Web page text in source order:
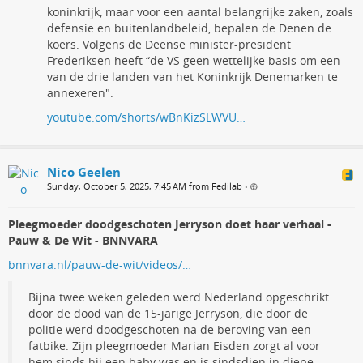
koninkrijk, maar voor een aantal belangrijke zaken, zoals
defensie en buitenlandbeleid, bepalen de Denen de
koers. Volgens de Deense minister-president
Frederiksen heeft “de VS geen wettelijke basis om een
van de drie landen van het Koninkrijk Denemarken te
annexeren".
youtube.com/shorts/wBnKizSLWVU…
Nico Geelen
Sunday, October 5, 2025, 7:45 AM from Fedilab •
Pleegmoeder doodgeschoten Jerryson doet haar verhaal -
Pauw & De Wit - BNNVARA
bnnvara.nl/pauw-de-wit/videos/…
Bijna twee weken geleden werd Nederland opgeschrikt
door de dood van de 15-jarige Jerryson, die door de
politie werd doodgeschoten na de beroving van een
fatbike. Zijn pleegmoeder Marian Eisden zorgt al voor